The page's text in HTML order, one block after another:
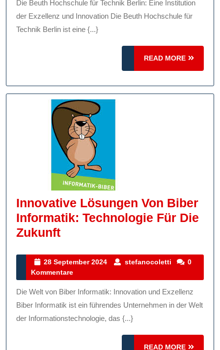
Und
Die Beuth Hochschule für Technik Berlin: Eine Institution
der Exzellenz und Innovation Die Beuth Hochschule für
Technik Berlin ist eine {...}
READ MORE
READ
MORE
Innovative Lösungen Von Biber
Informatik: Technologie Für Die
ZukunftInnovative
Von
Biber
Informatik:
Technologie
Für
28 September 2024
28
2024
stefanocoletti stefanocoletti
0
Kommentare
Die Welt von Biber Informatik: Innovation und Exzellenz
Biber Informatik ist ein führendes Unternehmen in der Welt
der Informationstechnologie, das {...}
READ MORE
READ